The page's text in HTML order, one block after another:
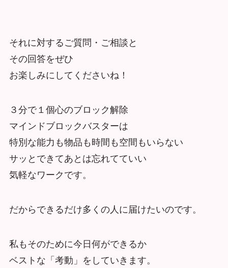
それに対するご質問・ご相談と
その回答をぜひ
お楽しみにしてくださいね！
３分で１個心のブロック解除
マインドブロックバスターは
特別な能力も物品も時間も空間もいらない
サッとできてあとは忘れてていい
気軽なワークです。
だからできるだけ多くの人に届けたいのです。
私もそのために今日何ができるか
ベストな「考動」をしていきます。